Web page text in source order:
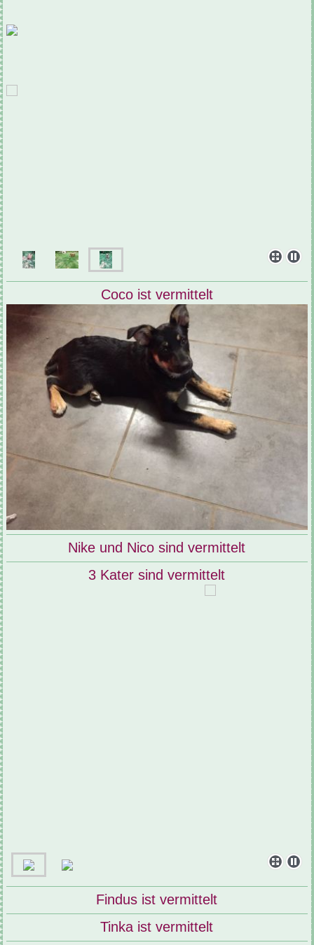
Coco ist vermittelt
Nike und Nico sind vermittelt
3 Kater sind vermittelt
Findus ist vermittelt
Tinka ist vermittelt